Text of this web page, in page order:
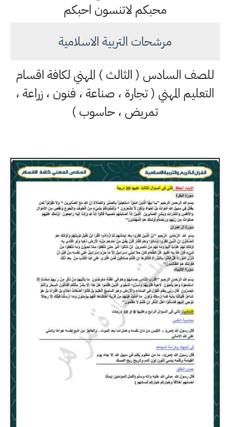
محبكم لاتنسون احبكم
مرشحات التربية الاسلامية
للصف السادس ( الثالث ) المهني لكافة اقسام
التعليم المهني ( تجارة ، صناعة ، فنون ، زراعة ،
تمريض ، حاسوب )